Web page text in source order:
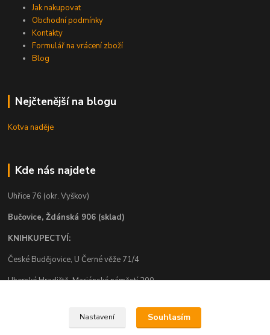
Jak nakupovat
Obchodní podmínky
Kontakty
Formulář na vrácení zboží
Blog
Nejčtenější na blogu
Kotva naděje
Kde nás najdete
Uhřice 76 (okr. Vyškov)
Bučovice, Ždánská 906 (sklad)
KNIHKUPECTVÍ:
České Budějovice, U Černé věže 71/4
Uherské Hradiště, Mariánské náměstí 200
Nastavení Souhlasím